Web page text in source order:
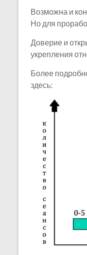
Возможна и
Но для
Доверие и
укрепления
Более
здесь: